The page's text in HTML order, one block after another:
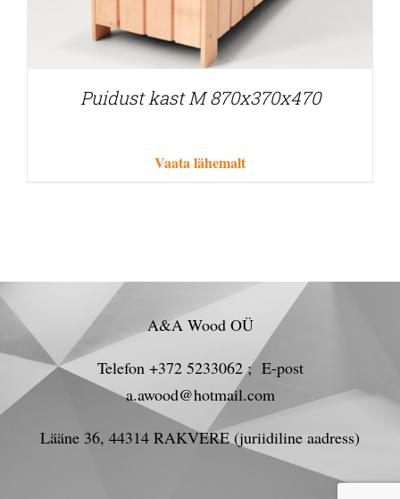
Puidust kast M 870x370x470
Vaata lähemalt
A&A Wood OÜ
Telefon +372 5233062 ; E-post
a.awood@hotmail.com
Lääne 36, 44314 RAKVERE (juriidiline aadress)